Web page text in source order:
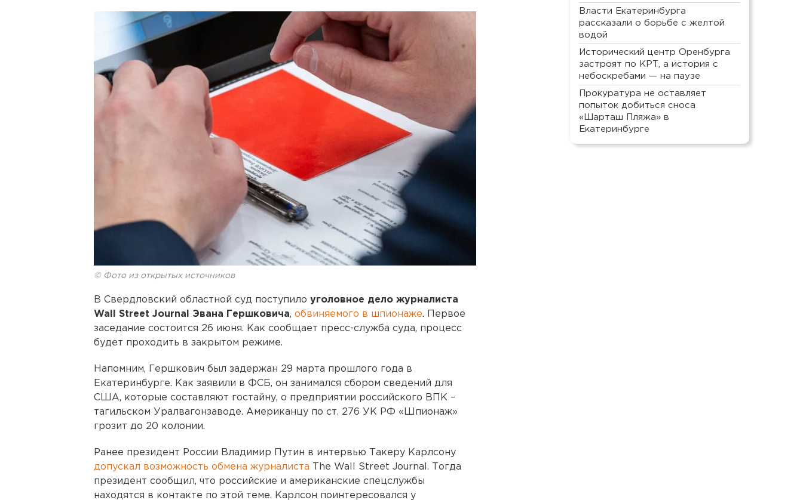
© Фото из открытых источников
В Свердловский областной суд поступило уголовное дело журналиста
Wall Street Journal Эвана Гершковича, обвиняемого в шпионаже. Первое
заседание состоится 26 июня. Как сообщает пресс-служба суда, процесс
будет проходить в закрытом режиме.
Напомним, Гершкович был задержан 29 марта прошлого года в
Екатеринбурге. Как заявили в ФСБ, он занимался сбором сведений для
США, которые составляют гостайну, о предприятии российского ВПК –
тагильском Уралвагонзаводе. Американцу по ст. 276 УК РФ «Шпионаж»
грозит до 20 колонии.
Ранее президент России Владимир Путин в интервью Такеру Карлсону
допускал возможность обмена журналиста The Wall Street Journal. Тогда
президент сообщил, что российские и американские спецслужбы
находятся в контакте по этой теме. Карлсон поинтересовался у
Власти Екатеринбурга
рассказали о борьбе с желтой
водой
Исторический центр Оренбурга
застроят по КРТ, а история с
небоскребами — на паузе
Прокуратура не оставляет
попыток добиться сноса
«Шарташ Пляжа» в
Екатеринбурге